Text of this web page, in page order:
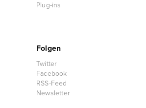
Plug-ins
Folgen
Twitter
Facebook
RSS-Feed
Newsletter